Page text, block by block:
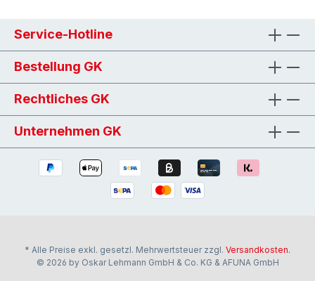
Service-Hotline
Bestellung GK
Rechtliches GK
Unternehmen GK
* Alle Preise exkl. gesetzl. Mehrwertsteuer zzgl. Versandkosten.
© 2026 by Oskar Lehmann GmbH & Co. KG & AFUNA GmbH